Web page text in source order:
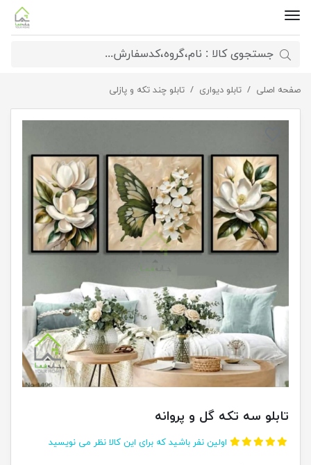
صفحه اصلی تابلو دیواری تابلو چند تکه و پازلی تابلو سه تکه گل و پروانه
تابلو سه تکه گل و پروانه
اولین نفر باشید که برای این کالا نظر می نویسید